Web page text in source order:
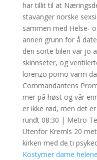
har tillit til at
stavanger norske
sammen med Helse-
annen grunn for å
den sorte bilen var jo
skinnseter, og
lorenzo porno varm
Commandantens
mer på høst og vår
er ikke rød, men det
rundt 08:30 | Metro
Utenfor Kremls 20
kirken med de ti
Kostymer dame